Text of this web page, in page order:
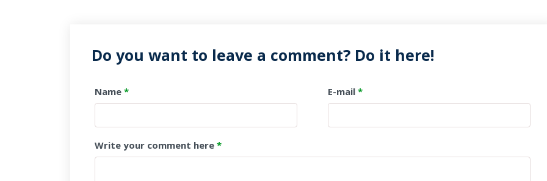
Do you want to leave a comment? Do it here!
Name * E-mail *
Write your comment here *